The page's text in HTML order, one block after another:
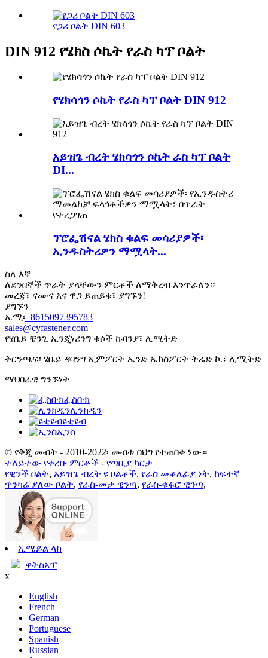
የጋሪ ቦልት DIN 603
DIN 912 የሄክስ ሶኬት የራስ ካፕ ቦልት
የሄክሳጎን ሶኬት የራስ ካፕ ቦልት DIN 912
አይዝጌ ብረት ሄክሳጎን ሶኬት ራስ ካፕ ቦልት
DI...
ፕሮፌሽናል ሄክስ ቁልፍ መሳሪያዎች፡
ኢንዱስትሪዎን ማሟላት...
ስለ እኛ
ለደንበኞች ጥራት ያላቸውን ምርቶች ለማቅረብ እንጥራለን።
መረጃ፣ ናሙና እና ዋጋ ይጠይቁ፣ ያግኙን!
ያግኙን
ኤሚ፡+8615097395783
sales@cyfastener.com
የሄቤይ ቼንጊ ኢንጂነሪንግ ቁሶች ኩባንያ፣ ሊሚትድ
ቅርንጫፍ፡ ሄቤይ ዳባንግ ኢምፖርት ኤንድ ኤክስፖርት ትሬድ ኮ.፣ ሊሚትድ
ማህበራዊ ግንኙነት
ፌስቡክ
ሊንክዲን
ዩቲዩብ
ኢንስ
© የቅጂ መብት - 2010-2022፡ መብቱ በህግ የተጠበቀ ነው።
ተለይተው የቀረቡ ምርቶች - የጣቢያ ካርታ
የዊንች ቦልት, አይዝጌ ብረት ዩ ቦልቶች, የራስ መቆለፊያ ነት, ከፍተኛ
ጥንካሬ ያለው ቦልት, የራስ-መታ ዊንጣ, የራስ-ቁፋሮ ዊንጣ,
ኢሜይል ላክ
ዋትስአፕ
x
English
French
German
Portuguese
Spanish
Russian